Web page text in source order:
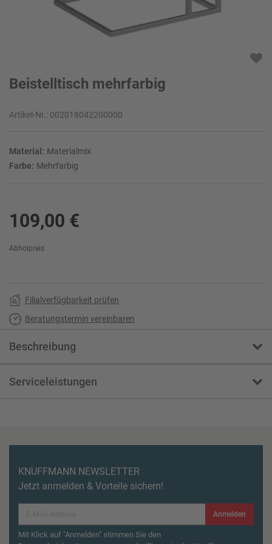
Beistelltisch mehrfarbig
Artikel-Nr.: 002018042200000
Material: Materialmix
Farbe: Mehrfarbig
109,00 €
Abholpreis
Filialverfügbarkeit prüfen
Beratungstermin vereinbaren
Beschreibung
Serviceleistungen
KNUFFMANN NEWSLETTER
Jetzt anmelden & Vorteile sichern!
Anmelden
Mit Klick auf "Anmelden" stimmen Sie den